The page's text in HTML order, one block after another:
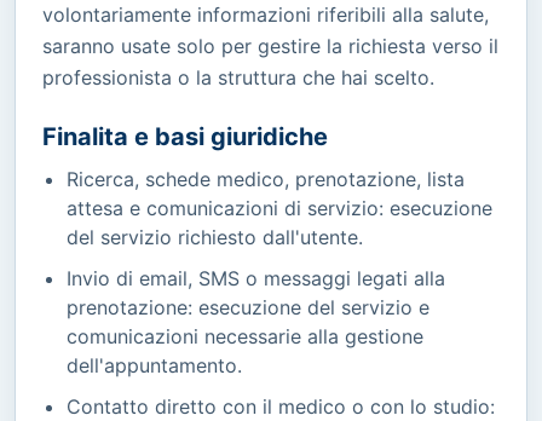
volontariamente informazioni riferibili alla salute,
saranno usate solo per gestire la richiesta verso il
professionista o la struttura che hai scelto.
Finalita e basi giuridiche
Ricerca, schede medico, prenotazione, lista
attesa e comunicazioni di servizio: esecuzione
del servizio richiesto dall'utente.
Invio di email, SMS o messaggi legati alla
prenotazione: esecuzione del servizio e
comunicazioni necessarie alla gestione
dell'appuntamento.
Contatto diretto con il medico o con lo studio: